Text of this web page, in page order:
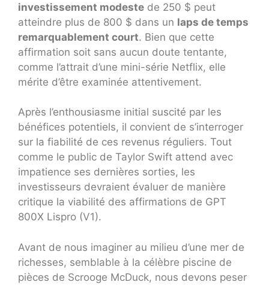
investissement modeste de 250 $ peut
atteindre plus de 800 $ dans un laps de temps
remarquablement court. Bien que cette
affirmation soit sans aucun doute tentante,
comme l’attrait d’une mini-série Netflix, elle
mérite d’être examinée attentivement.
Après l’enthousiasme initial suscité par les
bénéfices potentiels, il convient de s’interroger
sur la fiabilité de ces revenus réguliers. Tout
comme le public de Taylor Swift attend avec
impatience ses dernières sorties, les
investisseurs devraient évaluer de manière
critique la viabilité des affirmations de GPT
800X Lispro (V1).
Avant de nous imaginer au milieu d’une mer de
richesses, semblable à la célèbre piscine de
pièces de Scrooge McDuck, nous devons peser